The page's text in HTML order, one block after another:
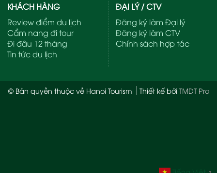
KHÁCH HÀNG
Review điểm du lịch
Cẩm nang đi tour
Đi đâu 12 tháng
Tin tức du lịch
ĐẠI LÝ / CTV
Đăng ký làm Đại lý
Đăng ký làm CTV
Chính sách hợp tác
© Bản quyền thuộc về Hanoi Tourism Thiết kế bởi TMDT Pro
▼